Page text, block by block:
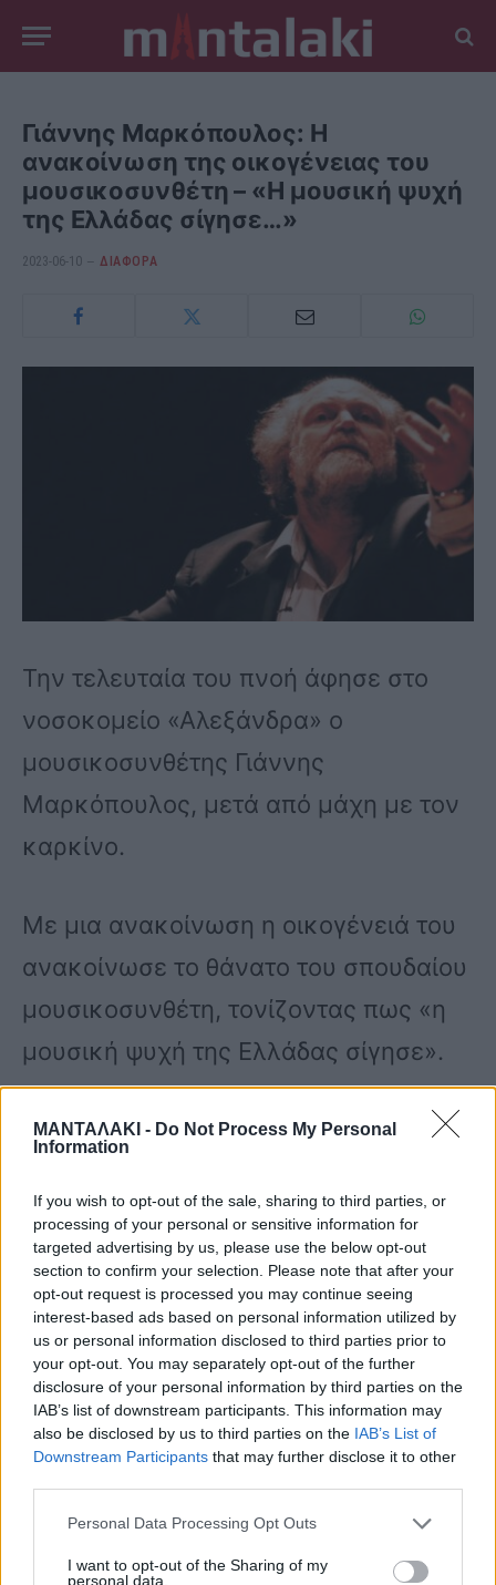
ΜΑΝΤΑΛΑΚΙ - Do Not Process My Personal
Information
If you wish to opt-out of the sale, sharing to third parties, or
processing of your personal or sensitive information for
targeted advertising by us, please use the below opt-out
section to confirm your selection. Please note that after your
opt-out request is processed you may continue seeing
interest-based ads based on personal information utilized by
us or personal information disclosed to third parties prior to
your opt-out. You may separately opt-out of the further
disclosure of your personal information by third parties on the
IAB’s list of downstream participants. This information may
also be disclosed by us to third parties on the IAB’s List of
Downstream Participants that may further disclose it to other
Personal Data Processing Opt Outs
I want to opt-out of the Sharing of my
personal data.
Γιάννης Μαρκόπουλος: Η
ανακοίνωση της οικογένειας του
μουσικοσυνθέτη – «Η μουσική ψυχή
της Ελλάδας σίγησε…»
2023-06-10 ΔΙΆΦΟΡΑ
Την τελευταία του πνοή άφησε στο
νοσοκομείο «Αλεξάνδρα» ο
μουσικοσυνθέτης Γιάννης
Μαρκόπουλος, μετά από μάχη με τον
καρκίνο.
Με μια ανακοίνωση η οικογένειά του
ανακοίνωσε το θάνατο του σπουδαίου
μουσικοσυνθέτη, τονίζοντας πως «η
μουσική ψυχή της Ελλάδας σίγησε».
«Με θλίψη ανακοινώνουμε ότι σήμερα
σκληρή μάχη με τον καρκίνο, ο
μεγάλος εθνικός μας συνθέτης
Γιάννης Μαρκόπουλος» αναφέρει η
οικογένεια του εκλιπόντος.
«Η μουσική ψυχή της Ελλάδας σίγησε.
Όμως, θα μένει ζωντανή στη μνήμη